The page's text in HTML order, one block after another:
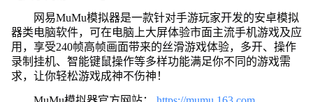
网易MuMu模拟器是一款针对手游玩家开发的安卓模拟
器类电脑软件，可在电脑上大屏体验市面主流手机游戏及应
用，享受240帧高帧画面带来的丝滑游戏体验，多开、操作
录制挂机、智能键鼠操作等多样功能满足你不同的游戏需
求，让你轻松游戏成神不伤神！